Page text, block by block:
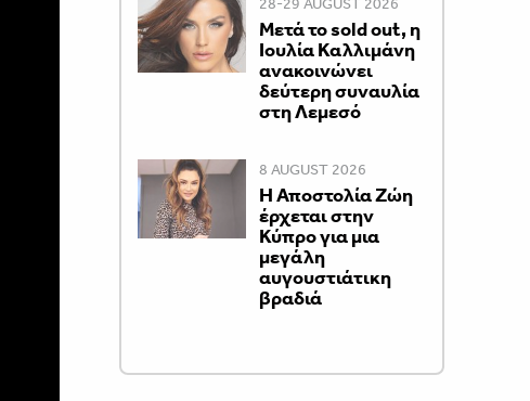
Μετά το sold out, η
Ιουλία Καλλιμάνη
ανακοινώνει
δεύτερη συναυλία
στη Λεμεσό
8 AUGUST 2026
Η Αποστολία Ζώη
έρχεται στην
Κύπρο για μια
μεγάλη
αυγουστιάτικη
βραδιά